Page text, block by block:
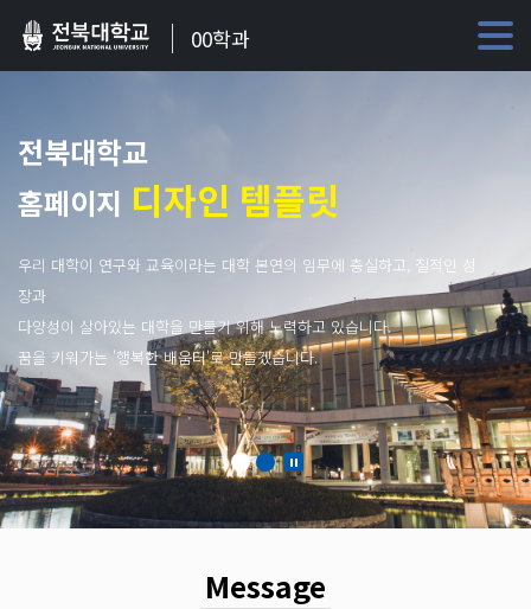
00학과
전북대학교
홈페이지 디자인 템플릿
우리 대학이 연구와 교육이라는 대학 본연의 임무에 충실하고, 질적인 성
장과
다양성이 살아있는 대학을 만들기 위해 노력하고 있습니다.
꿈을 키워가는 '행복한 배움터'로 만들겠습니다.
Message